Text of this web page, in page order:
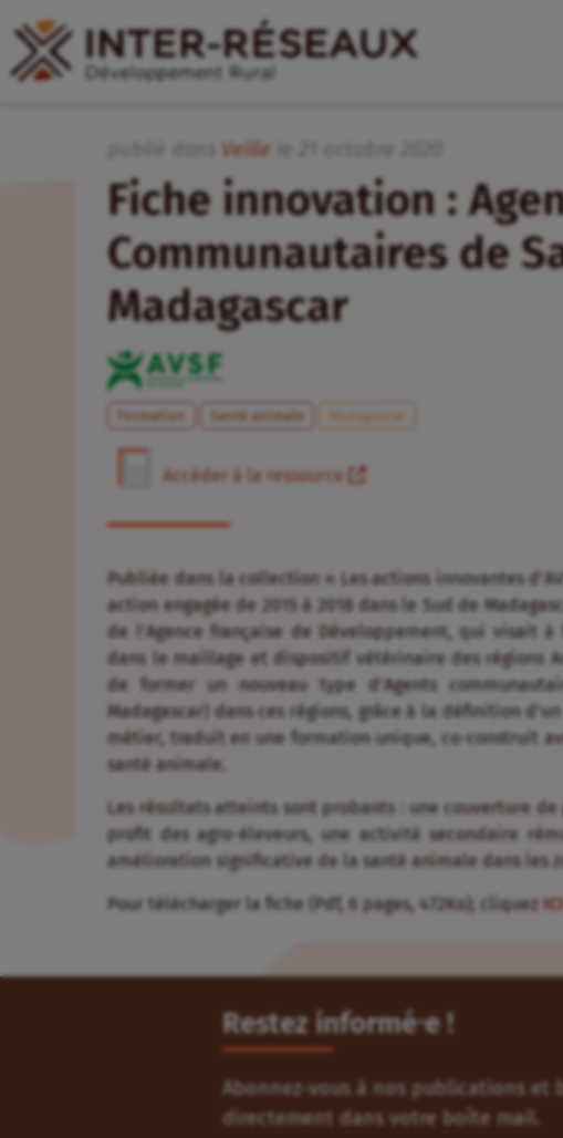
Veille
Fiche innovation :
Communautaires de
Madagascar
Formation Santé animale Madagascar
Accéder à la ressource
Publiée dans la collection « Les actions innovantes
action engagée de 2015 à 2018 dans le Sud de
de l’Agence française de Développement, qui visait
dans le maillage et dispositif vétérinaire des régions
de former un nouveau type d’Agents
Madagascar) dans ces régions, grâce à la définition
métier, traduit en une formation unique, co-construit
santé animale.
Les résultats atteints sont probants : une couverture
profit des agro-éleveurs, une activité secondaire
amélioration significative de la santé animale dans les
Pour télécharger la fiche (Pdf, 6 pages, 472Ko); cliquezICI
Restez informé⸱e !
Abonnez-vous à nos publications et
directement dans votre boîte mail.